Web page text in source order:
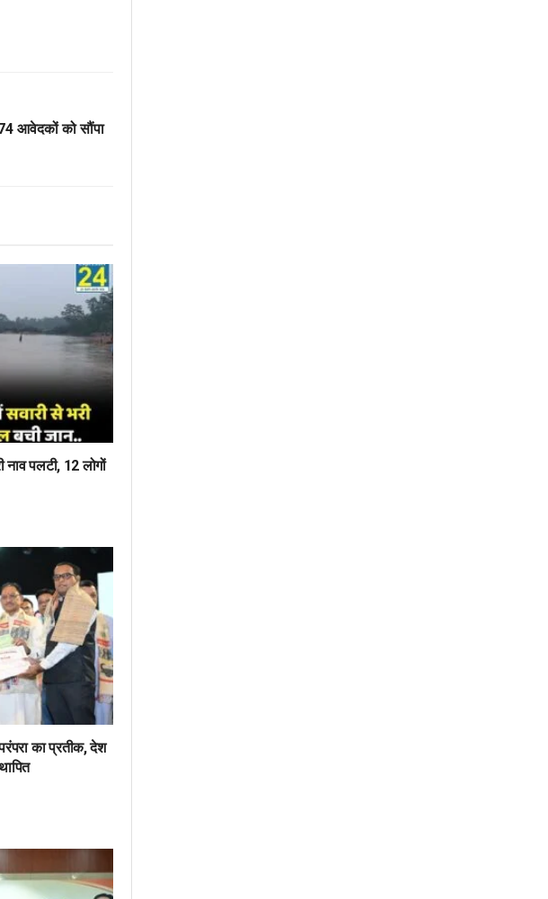
आवेदकों को सौंपा
नाव पलटी, 12 लोगों
का प्रतीक, देश